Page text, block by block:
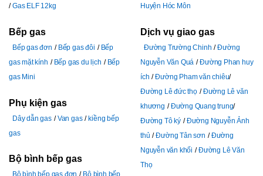
Gas ELF 12kg
Bếp gas
Bếp gas đơn Bếp gas đôi
Bếp
gas mặt kính
Bếp gas du lịch
Bếp
gas Mini
Phụ kiện gas
Dây dẫn gas Van gas
kiềng bếp
gas
Bộ bình bếp gas
Huyện Hóc Môn
Dịch vụ giao gas
Đường Trường Chinh
Đường
Nguyễn Văn Quá
Đường Phan huy
ích
Đường Pham văn chiêu
Đường Lê đức thọ
Đường Lê văn
khương
Đường Quang trung
Đường Tô ký
Đường Nguyễn Ảnh
thủ
Đường Tân sơn
Đường
Nguyễn văn khối
Đường Lê Văn
Thọ